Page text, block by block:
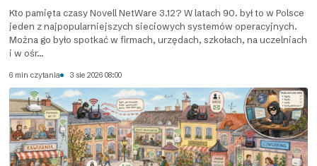
Kto pamięta czasy Novell NetWare 3.12? W latach 90. był to w Polsce
jeden z najpopularniejszych sieciowych systemów operacyjnych.
Można go było spotkać w firmach, urzędach, szkołach, na uczelniach
i w ośr...
6 min czytania 3 sie 2026 08:00